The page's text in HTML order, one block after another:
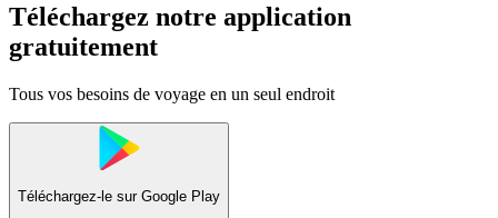
Téléchargez notre application
gratuitement
Tous vos besoins de voyage en un seul endroit
Téléchargez-le sur Google Play